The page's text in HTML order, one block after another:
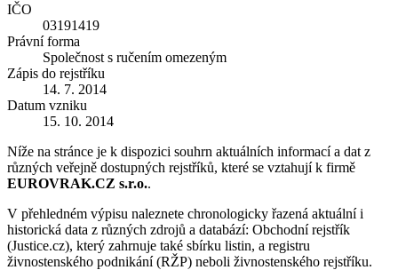
IČO
03191419
Právní forma
Společnost s ručením omezeným
Zápis do rejstříku
14. 7. 2014
Datum vzniku
15. 10. 2014
Níže na stránce je k dispozici souhrn aktuálních informací a dat z
různých veřejně dostupných rejstříků, které se vztahují k firmě
EUROVRAK.CZ s.r.o..
V přehledném výpisu naleznete chronologicky řazená aktuální i
historická data z různých zdrojů a databází: Obchodní rejstřík
(Justice.cz), který zahrnuje také sbírku listin, a registru
živnostenského podnikání (RŽP) neboli živnostenského rejstříku.